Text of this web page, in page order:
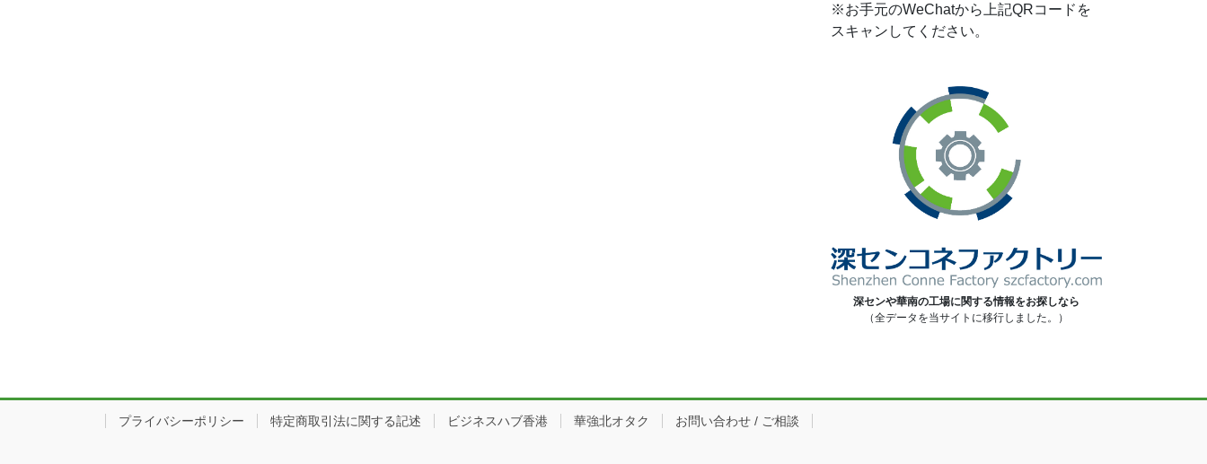
※お手元のWeChatから上記QRコードを
スキャンしてください。
深センや華南の工場に関する情報をお探しなら
（全データを当サイトに移行しました。）
プライバシーポリシー 特定商取引法に関する記述 ビジネスハブ香港 華強北オタク お問い合わせ / ご相談